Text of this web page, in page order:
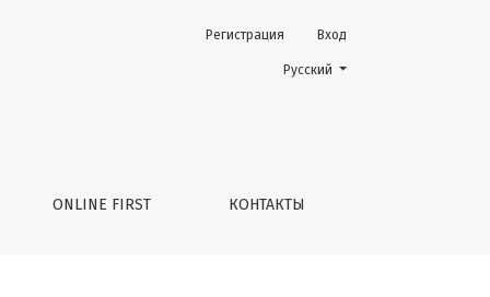
ONLINE FIRST КОНТАКТЫ
Регистрация Вход
Change the language. The
Русский